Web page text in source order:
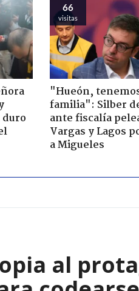
66
visitas
"Hueón,
familia": Silber
ante fiscalía
Vargas y Lagos
a Migueles
al